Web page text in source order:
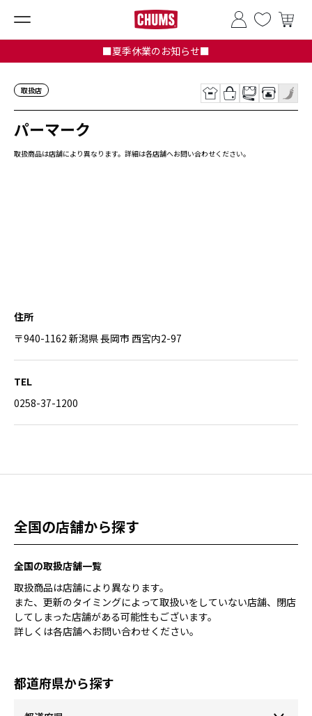
■夏季休業のお知らせ■
取扱店
パーマーク
取扱商品は店舗により異なります。詳細は各店舗へお問い合わせください。
住所
〒940-1162 新潟県 長岡市 西宮内2-97
TEL
0258-37-1200
全国の店舗から探す
全国の取扱店舗一覧
取扱商品は店舗により異なります。
また、更新のタイミングによって取扱いをしていない店舗、閉店
してしまった店舗がある可能性もございます。
詳しくは各店舗へお問い合わせください。
都道府県から探す